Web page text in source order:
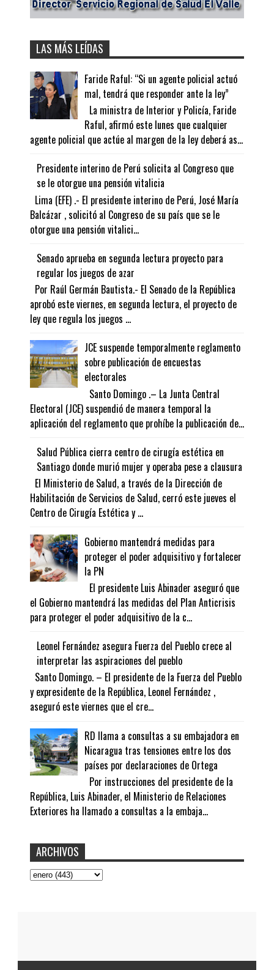
LAS MÁS LEÍDAS
Faride Raful: “Si un agente policial actuó
mal, tendrá que responder ante la ley”
La ministra de Interior y Policía, Faride
Raful, afirmó este lunes que cualquier
agente policial que actúe al margen de la ley deberá as...
Presidente interino de Perú solicita al Congreso que
se le otorgue una pensión vitalicia
Lima (EFE) .- El presidente interino de Perú, José María
Balcázar , solicitó al Congreso de su país que se le
otorgue una pensión vitalici...
Senado aprueba en segunda lectura proyecto para
regular los juegos de azar
Por Raúl Germán Bautista.- El Senado de la República
aprobó este viernes, en segunda lectura, el proyecto de
ley que regula los juegos ...
JCE suspende temporalmente reglamento
sobre publicación de encuestas
electorales
Santo Domingo .– La Junta Central
Electoral (JCE) suspendió de manera temporal la
aplicación del reglamento que prohíbe la publicación de...
Salud Pública cierra centro de cirugía estética en
Santiago donde murió mujer y operaba pese a clausura
El Ministerio de Salud, a través de la Dirección de
Habilitación de Servicios de Salud, cerró este jueves el
Centro de Cirugía Estética y ...
Gobierno mantendrá medidas para
proteger el poder adquisitivo y fortalecer
la PN
El presidente Luis Abinader aseguró que
el Gobierno mantendrá las medidas del Plan Anticrisis
para proteger el poder adquisitivo de la c...
Leonel Fernández asegura Fuerza del Pueblo crece al
interpretar las aspiraciones del pueblo
Santo Domingo. – El presidente de la Fuerza del Pueblo
y expresidente de la República, Leonel Fernández ,
aseguró este viernes que el cre...
RD llama a consultas a su embajadora en
Nicaragua tras tensiones entre los dos
países por declaraciones de Ortega
Por instrucciones del presidente de la
República, Luis Abinader, el Ministerio de Relaciones
Exteriores ha llamado a consultas a la embaja...
ARCHIVOS